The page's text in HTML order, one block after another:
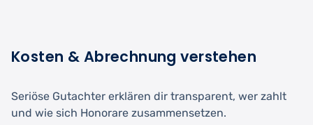
Kosten & Abrechnung verstehen
Seriöse Gutachter erklären dir transparent, wer zahlt
und wie sich Honorare zusammensetzen.